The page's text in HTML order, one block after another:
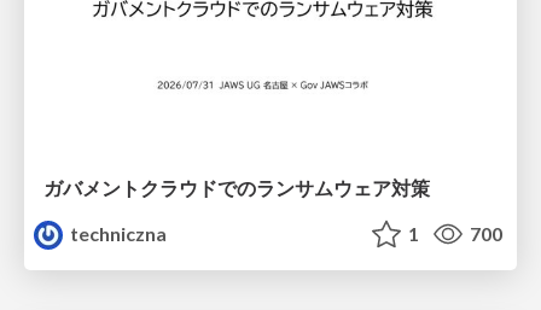
ガバメントクラウドでのランサムウェア対策
techniczna
1 700